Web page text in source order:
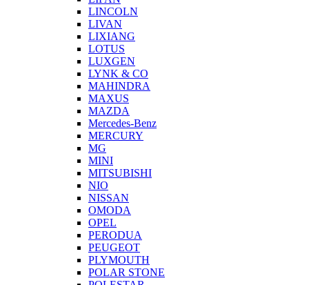
LINCOLN
LIVAN
LIXIANG
LOTUS
LUXGEN
LYNK & CO
MAHINDRA
MAXUS
MAZDA
Mercedes-Benz
MERCURY
MG
MINI
MITSUBISHI
NIO
NISSAN
OMODA
OPEL
PERODUA
PEUGEOT
PLYMOUTH
POLAR STONE